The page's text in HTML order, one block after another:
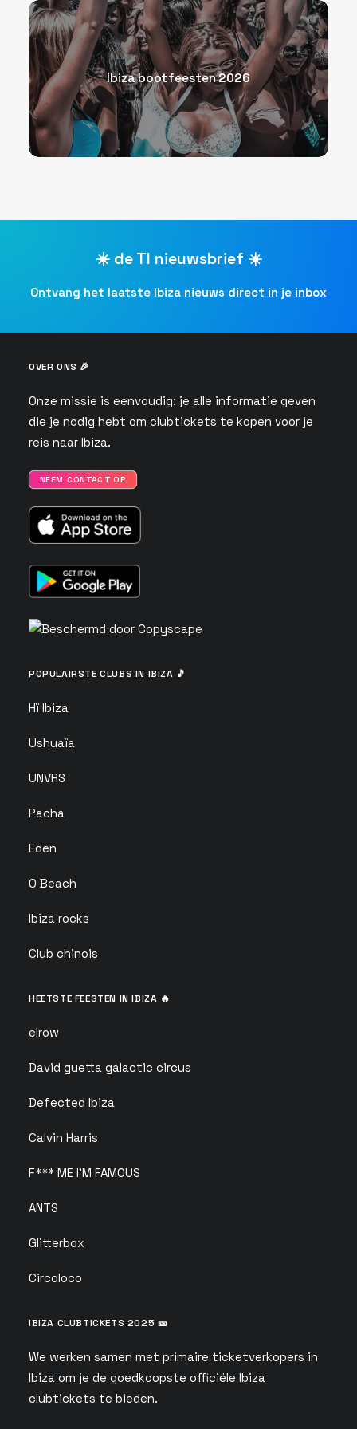
Ibiza bootfeesten 2026
☀️ de TI nieuwsbrief ☀️
Ontvang het laatste Ibiza nieuws direct in je inbox
OVER ONS 🎉
Onze missie is eenvoudig: je alle informatie geven
die je nodig hebt om clubtickets te kopen voor je
reis naar Ibiza.
NEEM CONTACT OP
POPULAIRSTE CLUBS IN IBIZA 🎵
Hï Ibiza
Ushuaïa
UNVRS
Pacha
Eden
O Beach
Ibiza rocks
Club chinois
HEETSTE FEESTEN IN IBIZA 🔥
elrow
David guetta galactic circus
Defected Ibiza
Calvin Harris
F*** ME I'M FAMOUS
ANTS
Glitterbox
Circoloco
IBIZA CLUBTICKETS 2025 🎫
We werken samen met primaire ticketverkopers in
Ibiza om je de goedkoopste officiële Ibiza
clubtickets te bieden.